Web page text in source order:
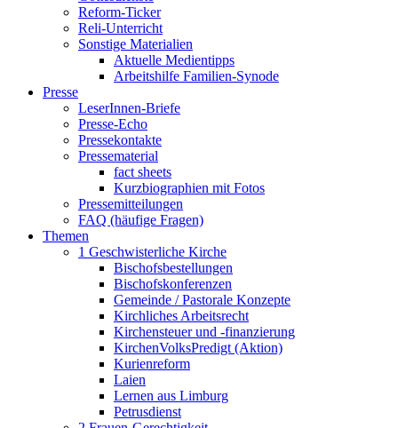
Reform-Ticker
Reli-Unterricht
Sonstige Materialien
Aktuelle Medientipps
Arbeitshilfe Familien-Synode
Presse
LeserInnen-Briefe
Presse-Echo
Pressekontakte
Pressematerial
fact sheets
Kurzbiographien mit Fotos
Pressemitteilungen
FAQ (häufige Fragen)
Themen
1 Geschwisterliche Kirche
Bischofsbestellungen
Bischofskonferenzen
Gemeinde / Pastorale Konzepte
Kirchliches Arbeitsrecht
Kirchensteuer und -finanzierung
KirchenVolksPredigt (Aktion)
Kurienreform
Laien
Lernen aus Limburg
Petrusdienst